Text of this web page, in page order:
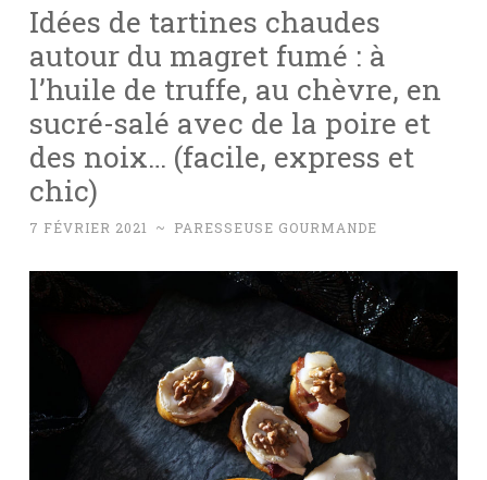
Idées de tartines chaudes
autour du magret fumé : à
l’huile de truffe, au chèvre, en
sucré-salé avec de la poire et
des noix… (facile, express et
chic)
7 FÉVRIER 2021 ~ PARESSEUSE GOURMANDE